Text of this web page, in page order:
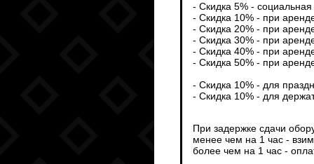
- Скидка 5% -
- Скидка 10% - при
- Скидка 20% - при
- Скидка 30% - при
- Скидка 40% - при
- Скидка 50% - при
- Скидка 10% - для
- Скидка 10% - для
При задержке сдачи
менее чем на 1 час -
более чем на 1 час -